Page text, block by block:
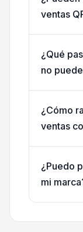
ventas
¿Qué
no
¿Cómo
ventas
¿Puedo
mi